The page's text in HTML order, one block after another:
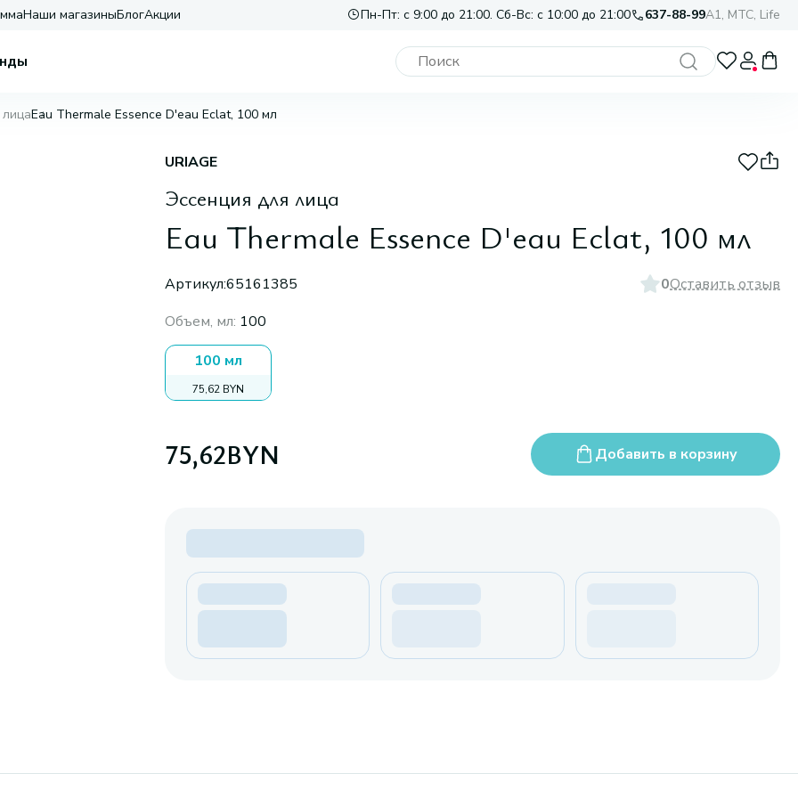
Наши магазиныБлогАкции Пн-Пт: с 9:00 до 21:00. Сб-Вс: с 10:00 до 21:00 637-88-99A1, МТС, Life
Eau Thermale Essence D'eau Eclat, 100 мл
URIAGE
Эссенция для лица
Eau Thermale Essence D'eau Eclat, 100 мл
Артикул:65161385 0Оставить отзыв
Объем, мл: 100
100 мл
75,62 BYN
75,62BYN Добавить в корзину